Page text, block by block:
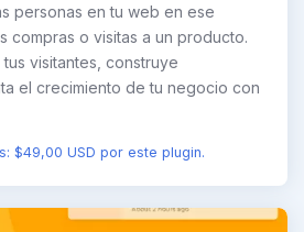
personas en tu web en ese
compras o visitas a un producto.
visitantes, construye
el crecimiento de tu negocio con
$49,00 USD por este plugin.